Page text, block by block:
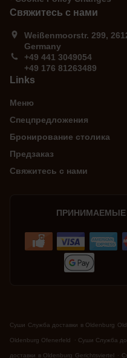
Свяжитесь с нами
Weißenmoorstr. 299,
Germany
+49 441 3049054
+49 176 81263489
Links
Меню
Спецпредложения
Бронирование столика
Предзаказ
Свяжитесь с нами
Суши Служба доставки в Oldenburg
Oldenburg Ofenerfeld . Суши Служба
доставки в Oldenburg Gerichtsviertel .